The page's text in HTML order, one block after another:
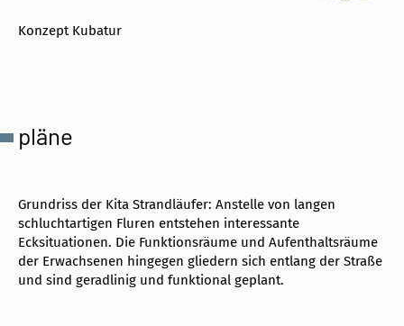
Konzept Kubatur
pläne
Grundriss der Kita Strandläufer: Anstelle von langen
schluchtartigen Fluren entstehen interessante
Ecksituationen. Die Funktionsräume und Aufenthaltsräume
der Erwachsenen hingegen gliedern sich entlang der Straße
und sind geradlinig und funktional geplant.